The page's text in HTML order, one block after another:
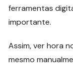
ferramentas
importante.
Assim, ver hora
mesmo